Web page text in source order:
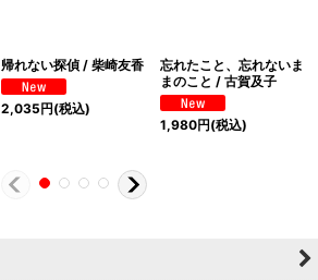
帰れない探偵 / 柴崎友香
2,035円(税込)
忘れたこと、忘れないま
まのこと / 古賀及子
1,980円(税込)